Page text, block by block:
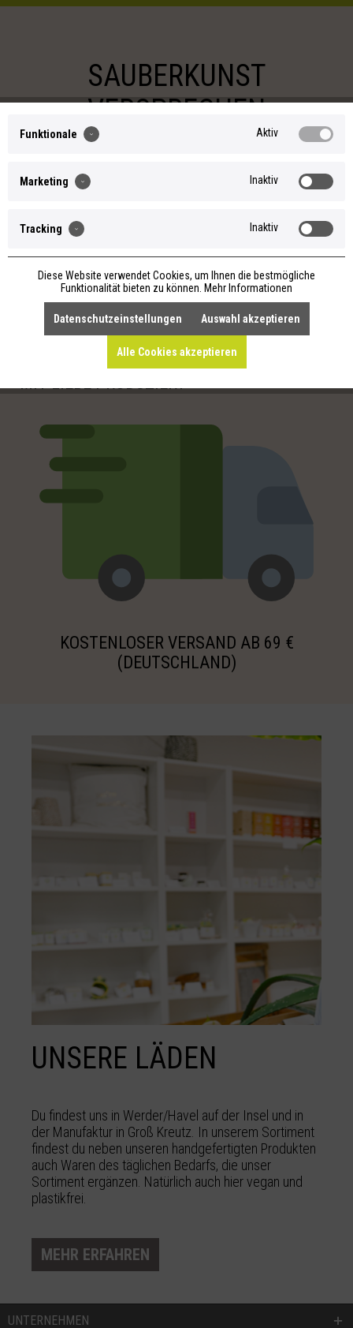
SAUBERKUNST
VERSPRECHEN
HANDGEFERTGTE
REIN VEGAN,
SEIFEN OHNE
PALMÖL, KEIN
MIKROPLASTIK
KOSTENLOSER VERSAND AB 69 €
(DEUTSCHLAND)
UNSERE LÄDEN
Du findest uns in Werder/Havel auf der Insel und in
der Manufaktur in Groß Kreutz. In unserem Sortiment
findest du neben unseren handgefertigten Produkten
auch Waren des täglichen Bedarfs, die unser
Sortiment ergänzen. Natürlich auch hier vegan und
plastikfrei.
MEHR ERFAHREN
UNTERNEHMEN
Funktionale Aktiv
Marketing Inaktiv
Tracking Inaktiv
Diese Website verwendet Cookies, um Ihnen die bestmögliche
Funktionalität bieten zu können. Mehr Informationen
Datenschutzeinstellungen Auswahl akzeptieren
Alle Cookies akzeptieren